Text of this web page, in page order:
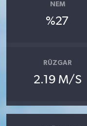
NEM
%27
RÜZGAR
2.19 M/S